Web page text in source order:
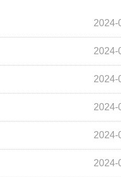
2024-
2024-
2024-
2024-
2024-
2024-